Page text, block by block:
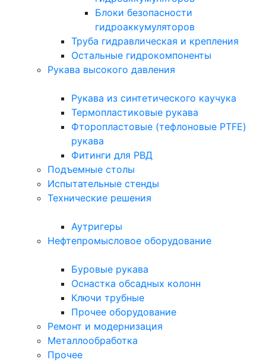
Блоки безопасности
гидроаккумуляторов
Труба гидравлическая и крепления
Остальные гидрокомпоненты
Рукава высокого давления
Рукава из синтетического каучука
Термопластиковые рукава
Фторопластовые (тефлоновые PTFE)
рукава
Фитинги для РВД
Подъемные столы
Испытательные стенды
Технические решения
Аутригеры
Нефтепромысловое оборудование
Буровые рукава
Оснастка обсадных колонн
Ключи трубные
Прочее оборудование
Ремонт и модернизация
Металлообработка
Прочее